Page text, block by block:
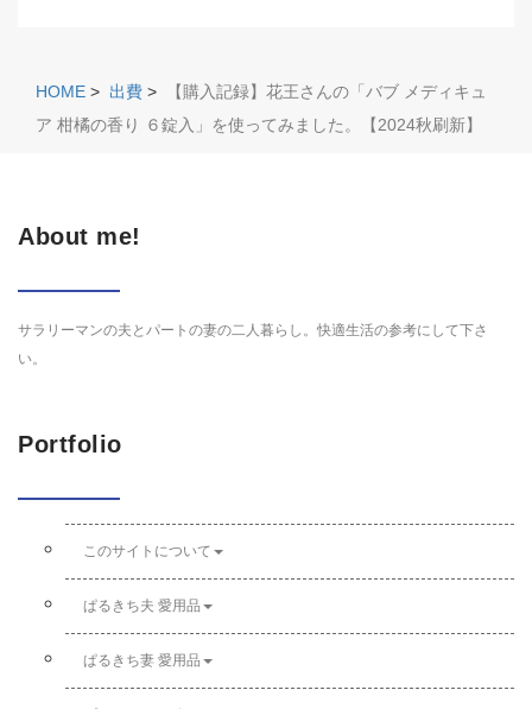
HOME > 出費 >
【購入記録】花王さんの「バブ メディキュ
ア 柑橘の香り ６錠入」を使ってみました。【2024秋刷新】
About me!
サラリーマンの夫とパートの妻の二人暮らし。快適生活の参考にして下さ
い。
Portfolio
このサイトについて
ぱるきち夫 愛用品
ぱるきち妻 愛用品